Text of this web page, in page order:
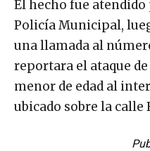
El hecho fue
Policía Municipal,
una llamada al
reportara el ataque
menor de edad al
ubicado sobre la calle